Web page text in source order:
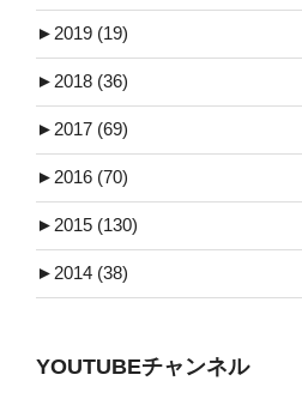
► 2019 (19)
► 2018 (36)
► 2017 (69)
► 2016 (70)
► 2015 (130)
► 2014 (38)
YOUTUBEチャンネル